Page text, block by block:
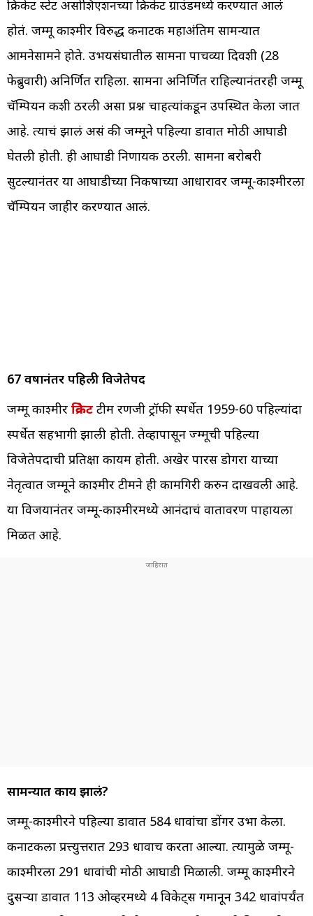
क्रिकेट स्टेट असोशिएशनच्या क्रिकेट ग्राउंडमध्ये करण्यात आलं
होतं. जम्मू काश्मीर विरुद्ध कर्नाटक महाअंतिम सामन्यात
आमनेसामने होते. उभयसंघातील सामना पाचव्या दिवशी (28
फेब्रुवारी) अनिर्णित राहिला. सामना अनिर्णित राहिल्यानंतरही जम्मू
चॅम्पियन कशी ठरली असा प्रश्न चाहत्यांकडून उपस्थित केला जात
आहे. त्याचं झालं असं की जम्मूने पहिल्या डावात मोठी आघाडी
घेतली होती. ही आघाडी निर्णायक ठरली. सामना बरोबरी
सुटल्यानंतर या आघाडीच्या निकषाच्या आधारावर जम्मू-काश्मीरला
चॅम्पियन जाहीर करण्यात आलं.
67 वर्षांनंतर पहिली विजेतेपद
जम्मू काश्मीर क्रिकेट टीम रणजी ट्रॉफी स्पर्धेत 1959-60 पहिल्यांदा
स्पर्धेत सहभागी झाली होती. तेव्हापासून ज्म्मूची पहिल्या
विजेतेपदाची प्रतिक्षा कायम होती. अखेर पारस डोगरा याच्या
नेतृत्वात जम्मूने काश्मीर टीमने ही कामगिरी करुन दाखवली आहे.
या विजयानंतर जम्मू-काश्मीरमध्ये आनंदाचं वातावरण पाहायला
मिळत आहे.
सामन्यात काय झालं?
जम्मू-काश्मीरने पहिल्या डावात 584 धावांचा डोंगर उभा केला.
कर्नाटकला प्रत्त्युत्तरात 293 धावाच करता आल्या. त्यामुळे जम्मू-
काश्मीरला 291 धावांची मोठी आघाडी मिळाली. जम्मू काश्मीरने
दुसऱ्या डावात 113 ओव्हरमध्ये 4 विकेट्स गमानून 342 धावांपर्यंत